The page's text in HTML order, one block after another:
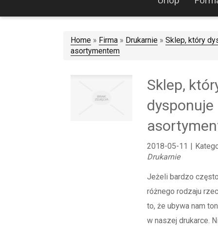
Home » Firma » Drukarnie » Sklep, który
asortymentem
Sklep,
2018-05-11 |
Drukarnie
Jeżeli bardzo
różnego rodzaju
to, że ubywa nam
w naszej drukarce.